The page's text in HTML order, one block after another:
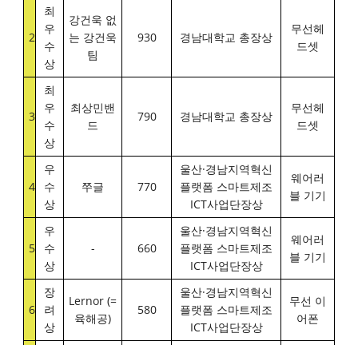
2
최
우
수
상
강건욱 없
는 강건욱
팀
930 경남대학교 총장상
무선헤
드셋
3
최
우
수
상
최상민밴
드
790 경남대학교 총장상
무선헤
드셋
4
우
수
상
쭈글 770
울산·경남지역혁신
플랫폼 스마트제조
ICT사업단장상
웨어러
블 기기
5
우
수
상
- 660
울산·경남지역혁신
플랫폼 스마트제조
ICT사업단장상
웨어러
블 기기
6
장
려
상
Lernor (=
육해공)
580
울산·경남지역혁신
플랫폼 스마트제조
ICT사업단장상
무선 이
어폰